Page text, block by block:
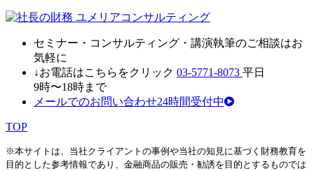
セミナー・ コンサルティング・ 講演執筆のご相談はお
気軽に
↓お電話はこちらをクリック 03-5771-8073 平日
9時〜18時まで
メールでのお問い合わせ24時間受付中
TOP
※本サイトは、当社クライアントの事例や当社の知見に基づく財務教育を
目的とした参考情報であり、金融商品の販売・勧誘を目的とするものでは